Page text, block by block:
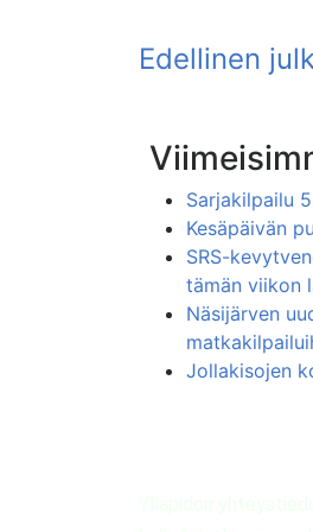
Sarjakilpailu
Kesäpäivän
SRS-
tämän viikon
Näsijärven
Jollakisojen